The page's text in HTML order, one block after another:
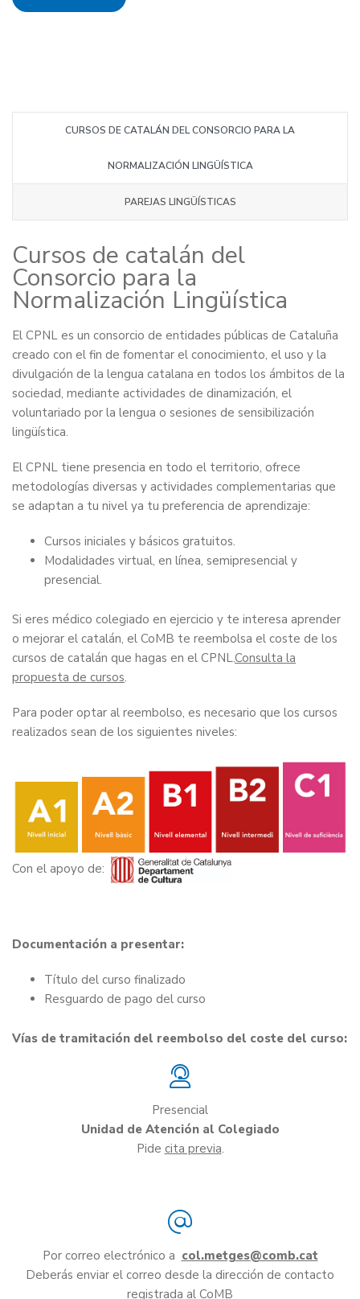
CURSOS DE CATALÁN DEL CONSORCIO PARA LA
NORMALIZACIÓN LINGÜÍSTICA
PAREJAS LINGÜÍSTICAS
Cursos de catalán del
Consorcio para la
Normalización Lingüística
El CPNL es un consorcio de entidades públicas de Cataluña
creado con el fin de fomentar el conocimiento, el uso y la
divulgación de la lengua catalana en todos los ámbitos de la
sociedad, mediante actividades de dinamización, el
voluntariado por la lengua o sesiones de sensibilización
lingüística.
El CPNL tiene presencia en todo el territorio, ofrece
metodologías diversas y actividades complementarias que
se adaptan a tu nivel ya tu preferencia de aprendizaje:
Cursos iniciales y básicos gratuitos.
Modalidades virtual, en línea, semipresencial y
presencial.
Si eres médico colegiado en ejercicio y te interesa aprender
o mejorar el catalán, el CoMB te reembolsa el coste de los
cursos de catalán que hagas en el CPNL.Consulta la
propuesta de cursos.
Para poder optar al reembolso, es necesario que los cursos
realizados sean de los siguientes niveles:
Con el apoyo de:
Documentación a presentar:
Título del curso finalizado
Resguardo de pago del curso
Vías de tramitación del reembolso del coste del curso:
Presencial
Unidad de Atención al Colegiado
Pide cita previa.
Por correo electrónico a col.metges
Deberás enviar el correo desde la dirección de contacto
registrada al CoMB